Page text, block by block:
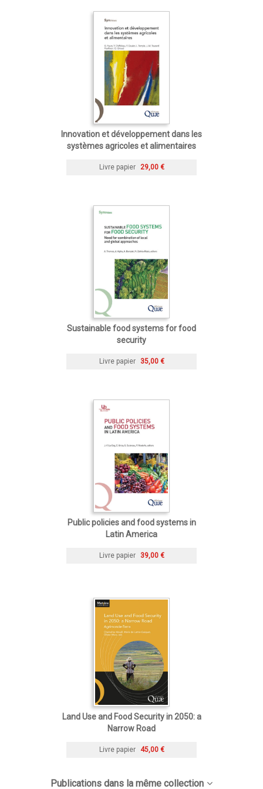
Innovation et développement dans les
systèmes agricoles et alimentaires
Livre papier 29,00 €
Sustainable food systems for food
security
Livre papier 35,00 €
Public policies and food systems in
Latin America
Livre papier 39,00 €
Land Use and Food Security in 2050: a
Narrow Road
Livre papier 45,00 €
Publications dans la même collection